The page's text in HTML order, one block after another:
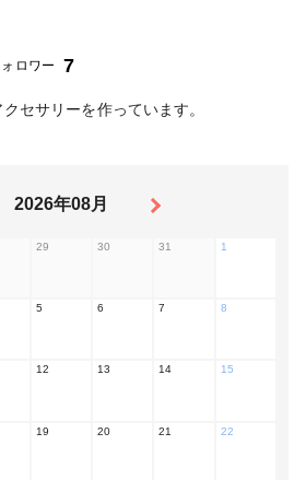
ロワー 7
セサリーを作っています。
2026年08月
29 30 31 1
5 6 7 8
12 13 14 15
19 20 21 22